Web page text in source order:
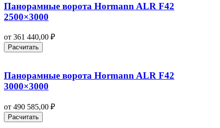
Панорамные ворота Hormann ALR F42
2500×3000
от 361 440,00 ₽
Расчитать
Панорамные ворота Hormann ALR F42
3000×3000
от 490 585,00 ₽
Расчитать